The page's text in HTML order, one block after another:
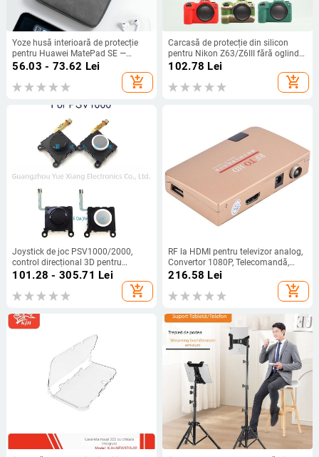
Yoze husă interioară de protecție
pentru Huawei MatePad SE —
Simplitate urbană, țesătură Oxford,
căptușeală poliester, Primăvara
2025
56.03 - 73.62 Lei
add_shopping_cart
Carcasă de protecție din silicon
pentru Nikon Z63/Z6III fără oglindă,
respirabilă, rezistentă la uzură și
anti-tăietură, capac de protecție
împotriva prafului pentru stocare
102.78 Lei
add_shopping_cart
Joystick de joc PSV1000/2000,
control direcțional 3D pentru
PSVita, pentru mânerele stânga și
dreapta, interfață PS/2, feedback de
forță, carcasă din plastic, greutate
101.28 - 305.71 Lei
add_shopping_cart
RF la HDMI pentru televizor analog,
Convertor 1080P, Telecomandă,
Alimentator, Model YMQS8010A
216.58 Lei
add_shopping_cart